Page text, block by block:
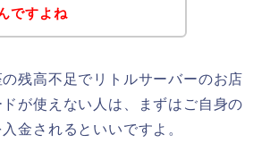
ですよね
残高不足でリトルサーバーのお店
が使えない人は、まずはご自身の
金されるといいですよ。